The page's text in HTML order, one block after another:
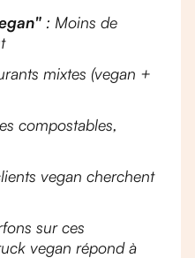
: Moins de
mixtes (vegan +
compostables,
vegan cherchent
sur ces
vegan répond à